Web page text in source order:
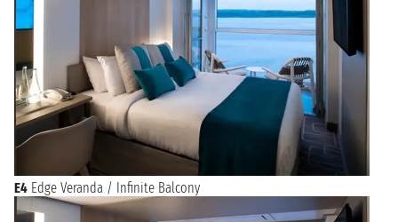
E4 Edge Veranda / Infinite Balcony